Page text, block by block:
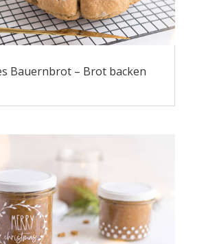
Bauernbrot – Brot backen